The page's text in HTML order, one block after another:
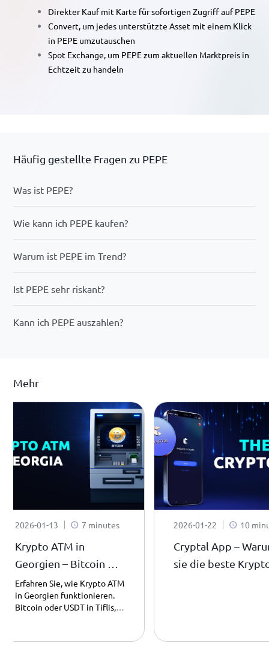
Direkter Kauf mit Karte für sofortigen Zugriff auf PEPE
Convert, um jedes unterstützte Asset mit einem Klick
in PEPE umzutauschen
Spot Exchange, um PEPE zum aktuellen Marktpreis in
Echtzeit zu handeln
Häufig gestellte Fragen zu PEPE
Was ist PEPE?
Wie kann ich PEPE kaufen?
Warum ist PEPE im Trend?
Ist PEPE sehr riskant?
Kann ich PEPE auszahlen?
Mehr
2026-01-13 7 minutes
Krypto ATM in
Georgien – Bitcoin &
USDT einfach in
Bargeld tauschen
Erfahren Sie, wie Krypto ATM
in Georgien funktionieren.
Bitcoin oder USDT in Tiflis,
2026-01-22 10
Cryptal App –
sie die beste